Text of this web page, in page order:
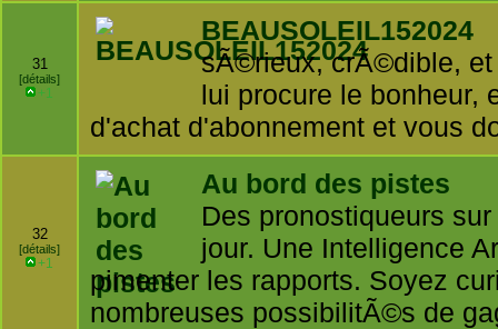
31
[détails]
+1
BEAUSOLEIL152024
sÃ©rieux, crÃ©dible,
lui procure le bonheur,
d'achat d'abonnement et vous
32
[détails]
+1
Au bord des pistes
Des pronostiqueurs
jour. Une Intelligence
pimenter les rapports. Soyez
nombreuses possibilitÃ©s de